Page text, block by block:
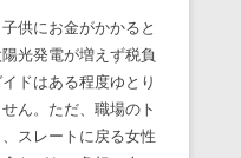
供にお金がかかると
光発電が増えず税負
ドはある程度ゆとり
ん。ただ、職場のト
スレートに戻る女性